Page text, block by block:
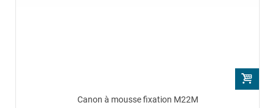
Canon à mousse fixation M22M